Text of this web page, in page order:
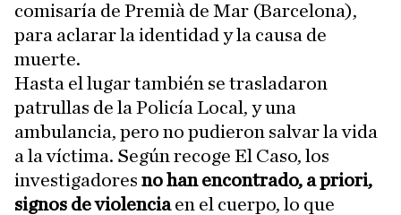
comisaría de Premià de Mar (Barcelona),
para aclarar la identidad y la causa de
muerte.
Hasta el lugar también se trasladaron
patrullas de la Policía Local, y una
ambulancia, pero no pudieron salvar la vida
a la víctima. Según recoge El Caso, los
investigadores no han encontrado, a priori,
signos de violenciaen el cuerpo, lo que